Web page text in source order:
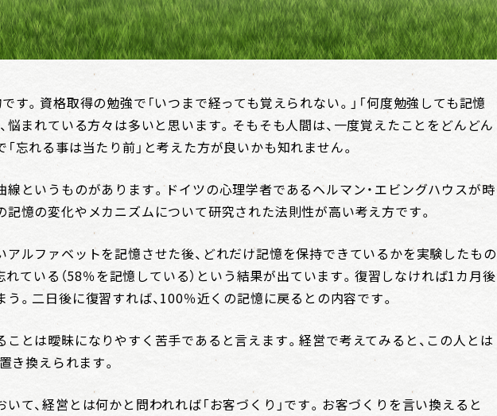
す。資格取得の勉強で「いつまで経っても覚えられない。」「何度勉強しても記憶
悩まれている方々は多いと思います。そもそも人間は、一度覚えたことをどんどん
忘れる事は当たり前」と考えた方が良いかも知れません。
線というものがあります。ドイツの心理学者であるヘルマン・エビングハウスが時
憶の変化やメカニズムについて研究された法則性が高い考え方です。
アルファベットを記憶させた後、どれだけ記憶を保持できているかを実験したもの
れている（58％を記憶している）という結果が出ています。復習しなければ1カ月後
。二日後に復習すれば、100％近くの記憶に戻るとの内容です。
ことは曖昧になりやすく苦手であると言えます。経営で考えてみると、この人とは
き換えられます。
て、経営とは何かと問われれば「お客づくり」です。お客づくりを言い換えると